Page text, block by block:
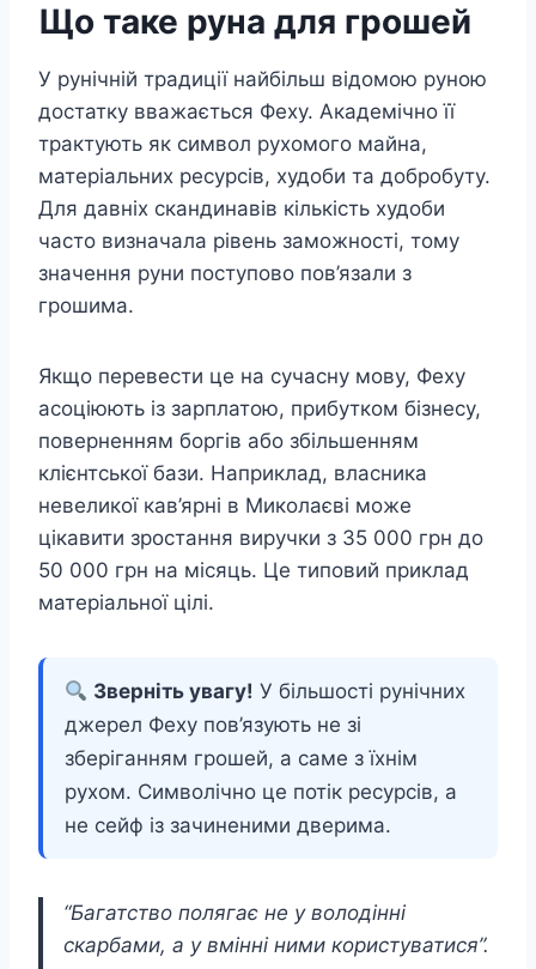
Що таке руна для грошей
У рунічній традиції найбільш відомою руною
достатку вважається Феху. Академічно її
трактують як символ рухомого майна,
матеріальних ресурсів, худоби та добробуту.
Для давніх скандинавів кількість худоби
часто визначала рівень заможності, тому
значення руни поступово пов’язали з
грошима.
Якщо перевести це на сучасну мову, Феху
асоціюють із зарплатою, прибутком бізнесу,
поверненням боргів або збільшенням
клієнтської бази. Наприклад, власника
невеликої кав’ярні в Миколаєві може
цікавити зростання виручки з 35 000 грн до
50 000 грн на місяць. Це типовий приклад
матеріальної цілі.
Зверніть увагу! У більшості рунічних
джерел Феху пов’язують не зі
зберіганням грошей, а саме з їхнім
рухом. Символічно це потік ресурсів, а
не сейф із зачиненими дверима.
“Багатство полягає не у володінні
скарбами, а у вмінні ними користуватися”.